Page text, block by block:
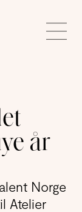
år
Norge
Atelier